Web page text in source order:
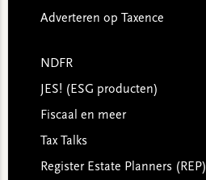
Adverteren op Taxence
NDFR
JES! (ESG producten)
Fiscaal en meer
Tax Talks
Register Estate Planners (REP)